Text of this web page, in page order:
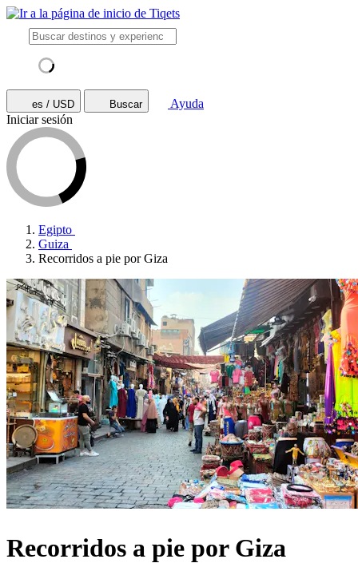
es / USD Buscar
Ayuda
Iniciar sesión
Egipto
Guiza
Recorridos a pie por Giza
Recorridos a pie por Giza